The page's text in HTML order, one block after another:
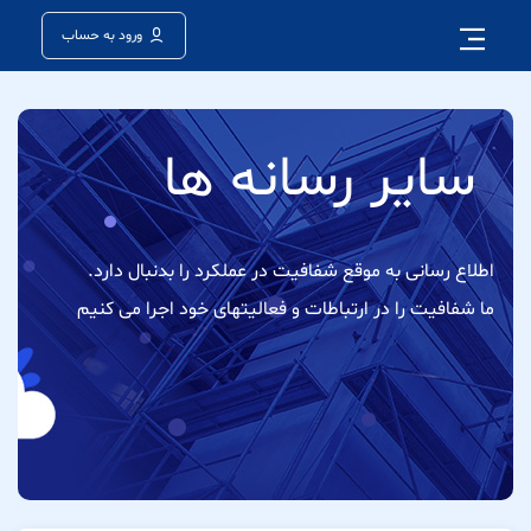
ورود به حساب
سایر رسانه ها
اطلاع رسانی به موقع شفافیت در عملکرد را بدنبال دارد.
ما شفافیت را در ارتباطات و فعالیتهای خود اجرا می کنیم